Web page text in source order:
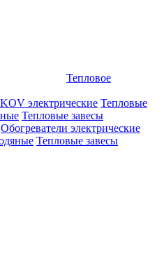
Тепловое
электрические Тепловые
Тепловые завесы
Обогреватели электрические
Тепловые завесы